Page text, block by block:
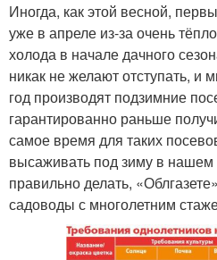
Иногда, как этой весной,
уже в апреле из-за очень
холода в начале дачного
никак не желают отступать, и
год производят подзимние
гарантированно раньше
самое время для таких
высаживать под зиму в нашем
правильно делать,
садоводы с многолетним